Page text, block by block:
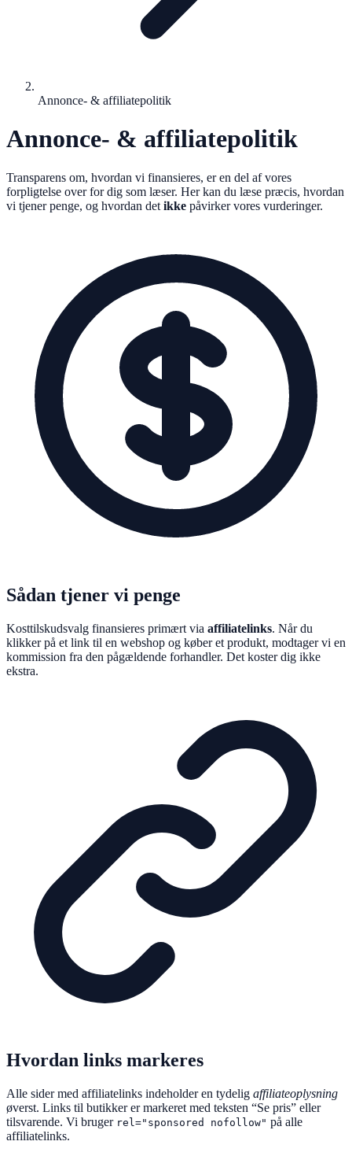
Annonce- & affiliatepolitik
Annonce- & affiliatepolitik
Transparens om, hvordan vi finansieres, er en del af vores
forpligtelse over for dig som læser. Her kan du læse præcis, hvordan
vi tjener penge, og hvordan det ikke påvirker vores vurderinger.
Sådan tjener vi penge
Kosttilskudsvalg finansieres primært via affiliatelinks. Når du
klikker på et link til en webshop og køber et produkt, modtager vi en
kommission fra den pågældende forhandler. Det koster dig ikke
ekstra.
Hvordan links markeres
Alle sider med affiliatelinks indeholder en tydelig affiliateoplysning
øverst. Links til butikker er markeret med teksten “Se pris” eller
tilsvarende. Vi bruger rel="sponsored nofollow" på alle
affiliatelinks.